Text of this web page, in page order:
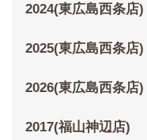
2024(東広島西条店)
2025(東広島西条店)
2026(東広島西条店)
2017(福山神辺店)